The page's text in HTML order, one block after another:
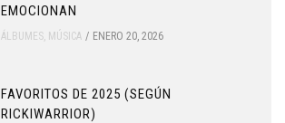
EMOCIONAN
ÁLBUMES MÚSICA ENERO 20, 2026
FAVORITOS DE 2025 (SEGÚN
RICKIWARRIOR)